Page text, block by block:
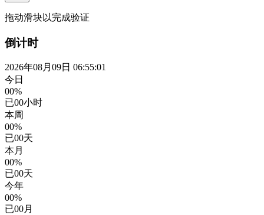
拖动滑块以完成验证
倒计时
2026年08月09日 06:55:01
今日
00%
已00小时
本周
00%
已00天
本月
00%
已00天
今年
00%
已00月